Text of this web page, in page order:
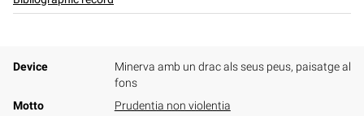
Device
Minerva amb un drac als seus peus, paisatge al
fons
Motto
Prudentia non violentia